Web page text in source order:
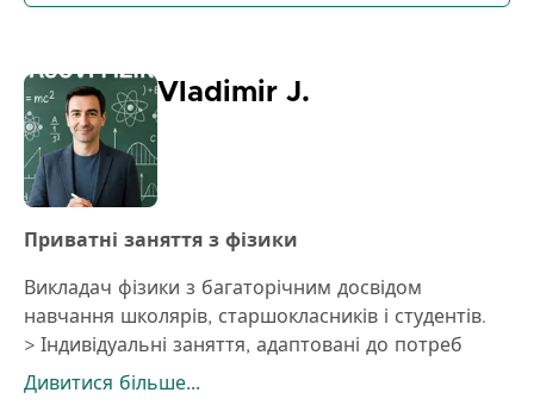
Vladimir J.
Приватні заняття з фізики
Викладач фізики з багаторічним досвідом
навчання школярів, старшокласників і студентів.
> Індивідуальні заняття, адаптовані до потреб
учнів.
Дивитися більше...